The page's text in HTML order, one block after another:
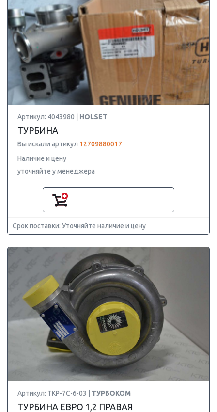
Артикул: 4043980 | HOLSET
ТУРБИНА
Вы искали артикул 12709880017
Наличие и цену
уточняйте у менеджера
Срок поставки: Уточняйте наличие и цену
Артикул: ТКР-7С-6-03 | ТУРБОКОМ
ТУРБИНА ЕВРО 1,2 ПРАВАЯ